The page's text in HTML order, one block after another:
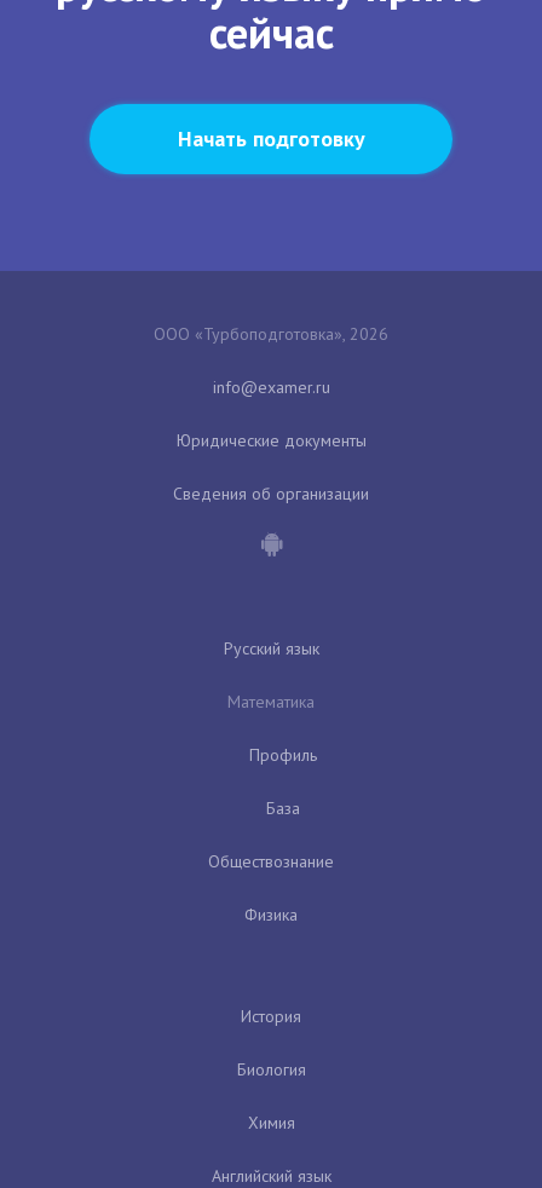
сейчас
Начать подготовку
ООО «Турбоподготовка», 2026
Юридические документы
Сведения об организации
Русский язык
Математика
Профиль
База
Обществознание
Физика
История
Биология
Химия
Английский язык